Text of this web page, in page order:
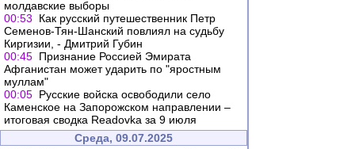
молдавские выборы
00:53
Как русский путешественник Петр
Семенов-Тян-Шанский повлиял на судьбу
Киргизии, - Дмитрий Губин
00:45 Признание Россией Эмирата
Афганистан может ударить по "яростным
муллам"
00:05 Русские войска освободили село
Каменское на Запорожском направлении –
итоговая сводка Readovka за 9 июля
Среда, 09.07.2025